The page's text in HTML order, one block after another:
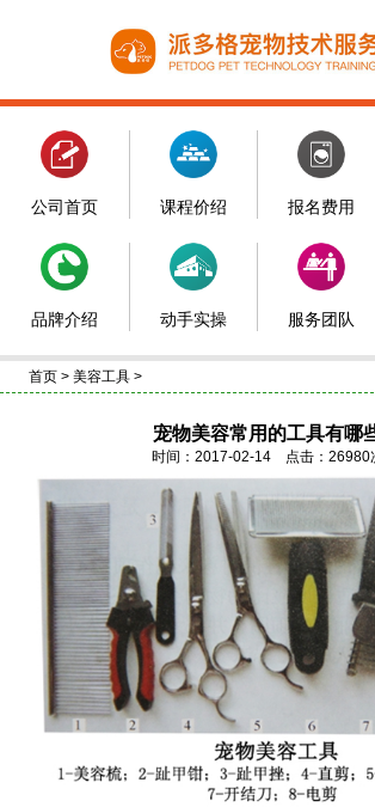
公司首页 课程价绍 报名费用
品牌介绍 动手实操 服务团队
首页 > 美容工具 >
宠物美容常用的工具有哪
时间：2017-02-14 点击：26980